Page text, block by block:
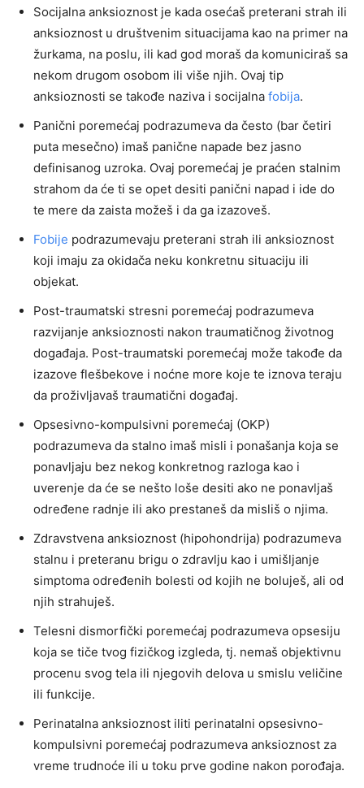
Socijalna anksioznost je kada osećaš preterani strah ili
anksioznost u društvenim situacijama kao na primer na
žurkama, na poslu, ili kad god moraš da komuniciraš sa
nekom drugom osobom ili više njih. Ovaj tip
anksioznosti se takođe naziva i socijalna fobija.
Panični poremećaj podrazumeva da često (bar četiri
puta mesečno) imaš panične napade bez jasno
definisanog uzroka. Ovaj poremećaj je praćen stalnim
strahom da će ti se opet desiti panični napad i ide do
te mere da zaista možeš i da ga izazoveš.
Fobije podrazumevaju preterani strah ili anksioznost
koji imaju za okidača neku konkretnu situaciju ili
objekat.
Post-traumatski stresni poremećaj podrazumeva
razvijanje anksioznosti nakon traumatičnog životnog
događaja. Post-traumatski poremećaj može takođe da
izazove flešbekove i noćne more koje te iznova teraju
da proživljavaš traumatični događaj.
Opsesivno-kompulsivni poremećaj (OKP)
podrazumeva da stalno imaš misli i ponašanja koja se
ponavljaju bez nekog konkretnog razloga kao i
uverenje da će se nešto loše desiti ako ne ponavljaš
određene radnje ili ako prestaneš da misliš o njima.
Zdravstvena anksioznost (hipohondrija) podrazumeva
stalnu i preteranu brigu o zdravlju kao i umišljanje
simptoma određenih bolesti od kojih ne boluješ, ali od
njih strahuješ.
Telesni dismorfički poremećaj podrazumeva opsesiju
koja se tiče tvog fizičkog izgleda, tj. nemaš objektivnu
procenu svog tela ili njegovih delova u smislu veličine
ili funkcije.
Perinatalna anksioznost iliti perinatalni opsesivno-
kompulsivni poremećaj podrazumeva anksioznost za
vreme trudnoće ili u toku prve godine nakon porođaja.